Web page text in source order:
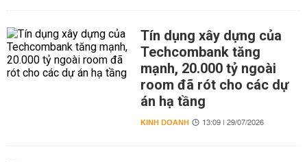
Tín dụng xây dựng của
Techcombank tăng
mạnh, 20.000 tỷ ngoài
room đã rót cho các dự
án hạ tầng
KINH DOANH 13:09 | 29/07/2026